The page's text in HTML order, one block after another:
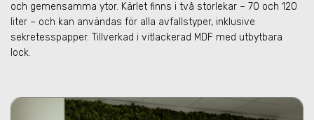
och gemensamma ytor. Kärlet finns i två storlekar – 70 och 120
liter – och kan användas för alla avfallstyper, inklusive
sekretesspapper. Tillverkad i vitlackerad MDF med utbytbara
lock.